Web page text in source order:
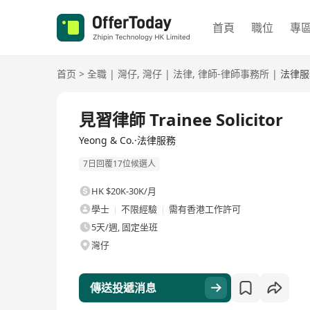
首頁 職位 專
首页 > 全職 | 灣仔, 灣仔 | 法律, 律師-律師事務所 | 法律
見習律師 Trainee Solicitor
Yeong & Co.·法律服務
7日回覆17位候選人
HK $20K-30K/月
學士
不限經驗
需有香港工作許可
5天/週, 固定坐班
灣仔
傳送投遞消息